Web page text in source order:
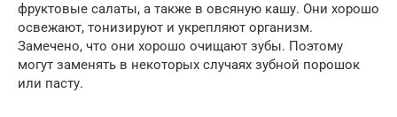
фруктовые салаты, а также в овсяную кашу. Они хорошо
освежают, тонизируют и укрепляют организм.
Замечено, что они хорошо очищают зубы. Поэтому
могут заменять в некоторых случаях зубной порошок
или пасту.